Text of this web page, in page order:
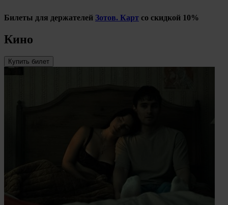
Билеты для держателей Зотов. Карт со скидкой 10%
Кино
Купить билет